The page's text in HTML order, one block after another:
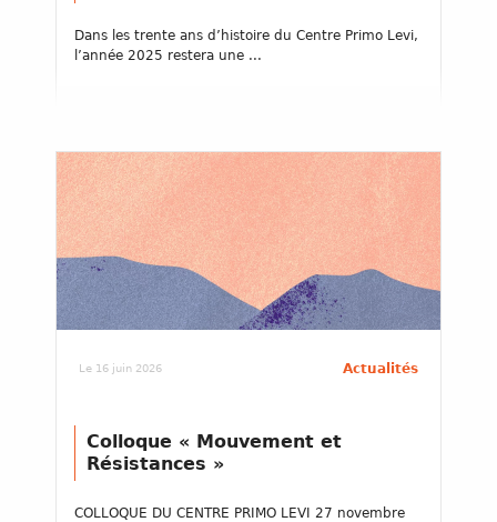
Dans les trente ans d’histoire du Centre Primo Levi,
l’année 2025 restera une ...
Le 16 juin 2026 Actualités
Colloque « Mouvement et
Résistances »
COLLOQUE DU CENTRE PRIMO LEVI 27 novembre